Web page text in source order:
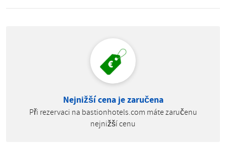
Nejnižší cena je zaručena
Při rezervaci na bastionhotels.com máte zaručenu
nejnižší cenu